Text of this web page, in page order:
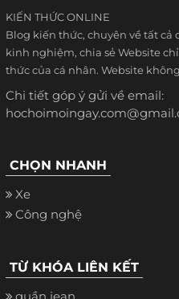
KIẾN THỨC ONLINE
Blog kiến thức, chuyên về tất cả
kinh nghiệm, chia sẻ Website
thức của cá nhân. Website
Chi tiết góp ý gửi về email:
CHỌN NHANH
Xe
Công nghệ
TỪ KHÓA LIÊN KẾT
quần jean